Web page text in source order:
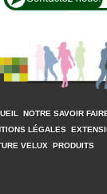
NOTRE SAVOIR
LÉGALES
VELUX PRODUITS